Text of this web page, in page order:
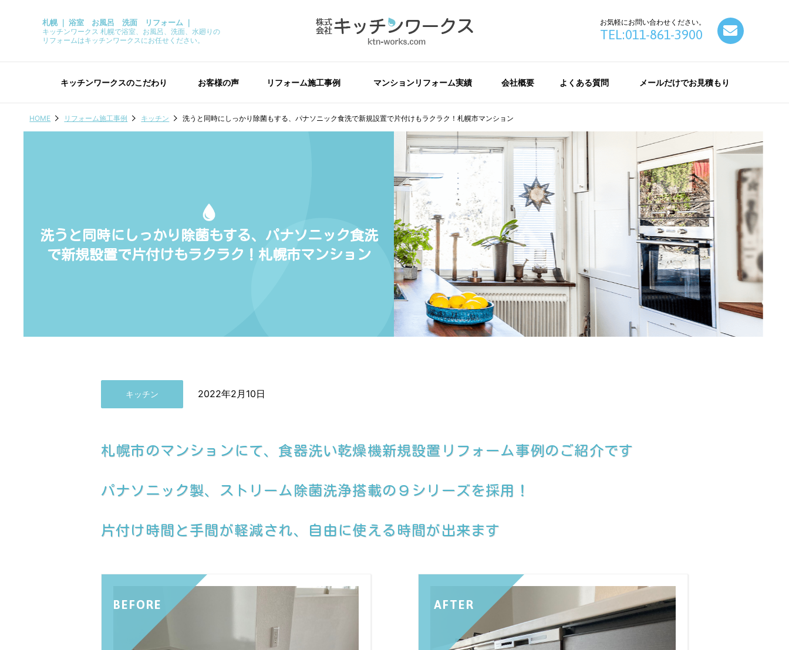
札幌 ｜ 浴室 お風呂 洗面 リフォーム ｜
キッチンワークス 札幌で浴室、お風呂、洗面、水廻りの
リフォームはキッチンワークスにお任せください。
お気軽にお問い合わせください。
TEL:011-861-3900
キッチンワークスのこだわり お客様の声 リフォーム施工事例 マンションリフォーム実績 会社概要 よくある質問 メールだけでお見積もり
HOME リフォーム施工事例 キッチン 洗うと同時にしっかり除菌もする、パナソニック食洗で新規設置で片付けもラクラク！札幌市マンション
洗うと同時にしっかり除菌もする、パナソニック食洗
で新規設置で片付けもラクラク！札幌市マンション
キッチン 2022年2月10日
札幌市のマンションにて、食器洗い乾燥機新規設置リフォーム事例のご紹介です
パナソニック製、ストリーム除菌洗浄搭載の９シリーズを採用！
片付け時間と手間が軽減され、自由に使える時間が出来ます
BEFORE AFTER